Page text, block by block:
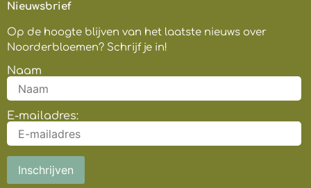
Nieuwsbrief
Op de hoogte blijven van het laatste nieuws over
Noorderbloemen? Schrijf je in!
Naam
E-mailadres: